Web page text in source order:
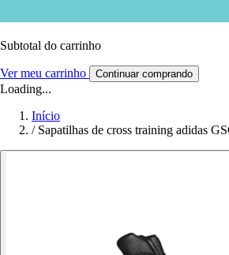
Subtotal do carrinho
Ver meu carrinho Continuar comprando
Loading...
Início
/ Sapatilhas de cross training adidas